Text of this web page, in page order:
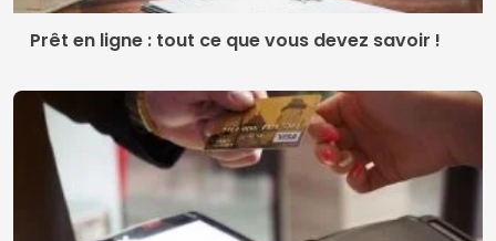
Prêt en ligne : tout ce que vous devez savoir !